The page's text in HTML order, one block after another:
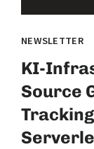
NEWSLETTER
KI-
Source